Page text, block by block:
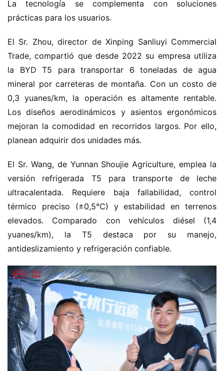
e
a
m
i
o
n
i
n
C
a
m
i
ó
e
n
u
e
v
a
e
n
e
La tecnología se complementa con soluciones
prácticas para los usuarios.
El Sr. Zhou, director de Xinping Sanliuyi Commercial
Trade, compartió que desde 2022 su empresa utiliza
la BYD T5 para transportar 6 toneladas de agua
mineral por carreteras de montaña. Con un costo de
0,3 yuanes/km, la operación es altamente rentable.
Los diseños aerodinámicos y asientos ergonómicos
mejoran la comodidad en recorridos largos. Por ello,
planean adquirir dos unidades más.
El Sr. Wang, de Yunnan Shoujie Agriculture, emplea la
versión refrigerada T5 para transporte de leche
ultracalentada. Requiere baja fallabilidad, control
térmico preciso (±0,5°C) y estabilidad en terrenos
elevados. Comparado con vehículos diésel (1,4
yuanes/km), la T5 destaca por su manejo,
antideslizamiento y refrigeración confiable.